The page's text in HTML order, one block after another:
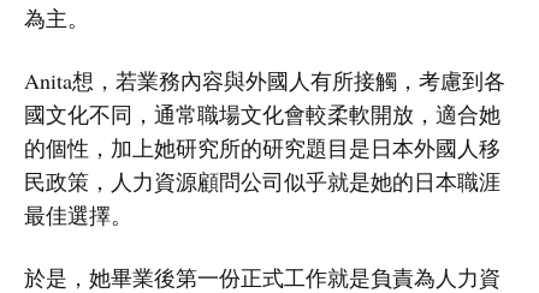
為主。
Anita想，若業務內容與外國人有所接觸，考慮到各
國文化不同，通常職場文化會較柔軟開放，適合她
的個性，加上她研究所的研究題目是日本外國人移
民政策，人力資源顧問公司似乎就是她的日本職涯
最佳選擇。
於是，她畢業後第一份正式工作就是負責為人力資